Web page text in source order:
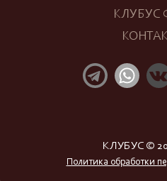
КЛУБУС
КЛУБУС ©
Политика обработки